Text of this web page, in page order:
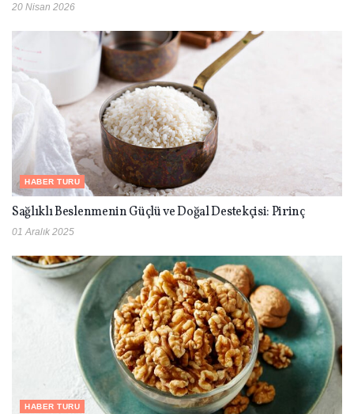
20 Nisan 2026
HABER TURU
Sağlıklı Beslenmenin Güçlü ve Doğal Destekçisi: Pirinç
01 Aralık 2025
HABER TURU